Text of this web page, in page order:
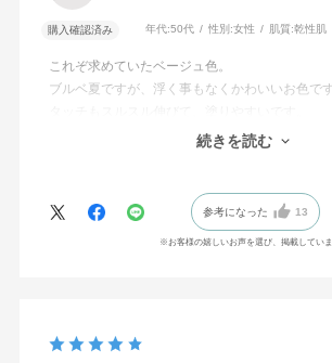
購入確認済み 年代:50代 性別:女性 肌質:乾性肌
これぞ求めていたベージュ色。
ブルベ夏ですが、浮く事もなくかわいいお色です
PK850に次いで2本目です。まだまだ集めたいと
続きを読む
参考になった 13
※お客様の嬉しいお声を選び、掲載してい